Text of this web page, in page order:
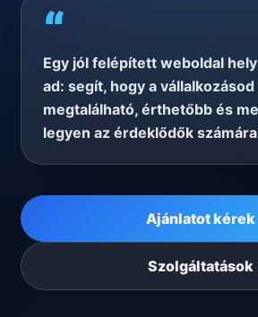
“
Egy jól felépített weboldal
ad: segít, hogy a
megtalálható, érthetőbb és
legyen az érdeklődők
Ajánlatot kérek
Szolgáltatások